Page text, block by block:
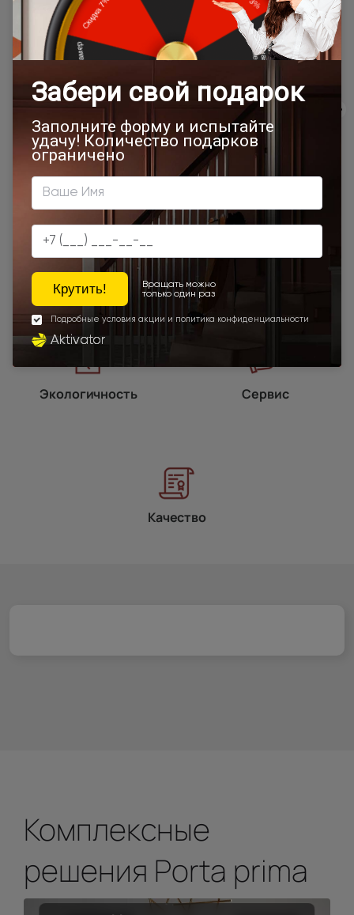
650x2000 1000x2100 700x2200 900x1900
800x2100
800x2200 900x2300
900x2400
1200x2000
Наши преимущества
Программы
лояльности
Экологичность Сервис
Качество
Комплексные
решения Porta prima